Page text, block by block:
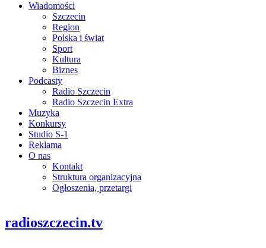
Wiadomości
Szczecin
Region
Polska i świat
Sport
Kultura
Biznes
Podcasty
Radio Szczecin
Radio Szczecin Extra
Muzyka
Konkursy
Studio S-1
Reklama
O nas
Kontakt
Struktura organizacyjna
Ogłoszenia, przetargi
radioszczecin.tv